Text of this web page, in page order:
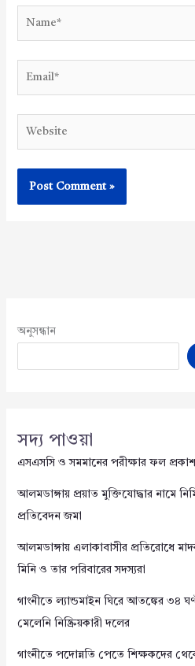
অনুসন্ধান
সদ্য পাওয়া
এসএসসি ও সমমানের পরীক্ষার ফল
আলমডাঙ্গায় প্রয়াত মুক্তিযোদ্ধার নামে
প্রতিবেদন জমা
আলমডাঙ্গায় এলাকাবাসীর প্রতিরোধে
মিনি ও তার পরিবারের সদস্যরা
গাংনীতে ল্যান্ডমাইন ঘিরে আতঙ্কের ৩৪
মেলেনি নিষ্ক্রিয়কারী দলের
গাংনীতে পদোন্নতি পেতে শিক্ষকদের